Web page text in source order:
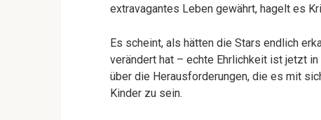
extravagantes Leben gewährt, hagelt es
Es scheint, als hätten die Stars endlich
verändert hat – echte Ehrlichkeit ist jetzt
über die Herausforderungen, die es mit
Kinder zu sein.